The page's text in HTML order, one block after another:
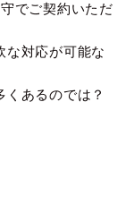
でご契約いただ
な対応が可能な
あるのでは？